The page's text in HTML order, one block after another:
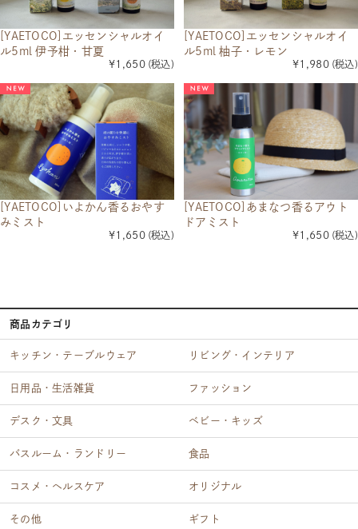
[YAETOCO]エッセンシャルオイ
ル5ml 伊予柑・甘夏
¥1,650 (税込)
[YAETOCO]エッセンシャルオイ
ル5ml 柚子・レモン
¥1,980 (税込)
[YAETOCO]いよかん香るおやす
みミスト
¥1,650 (税込)
[YAETOCO]あまなつ香るアウト
ドアミスト
¥1,650 (税込)
商品カテゴリ
キッチン・テーブルウェア リビング・インテリア
日用品・生活雑貨 ファッション
デスク・文具 ベビー・キッズ
バスルーム・ランドリー 食品
コスメ・ヘルスケア オリジナル
その他 ギフト